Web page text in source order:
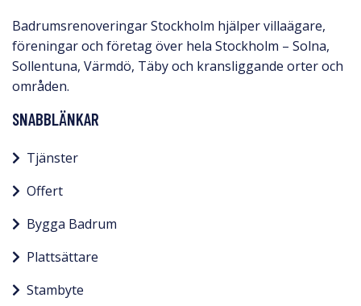
Badrumsrenoveringar Stockholm hjälper villaägare,
föreningar och företag över hela Stockholm – Solna,
Sollentuna, Värmdö, Täby och kransliggande orter och
områden.
SNABBLÄNKAR
Tjänster
Offert
Bygga Badrum
Plattsättare
Stambyte